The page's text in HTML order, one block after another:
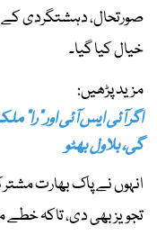
صورتحال، دہشتگردی کے
خیال کیا گیا۔
مزید پڑھیں:
اگر آئی ایس آئی اور "را"
گی، بلاول بھٹو
انہوں نے پاک بھارت
تجویز بھی دی، تاکہ خطے